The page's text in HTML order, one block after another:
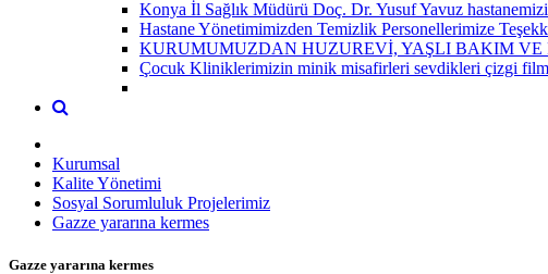
Konya İl Sağlık Müdürü Doç. Dr. Yusuf Yavuz
Hastane Yönetimimizden Temizlik Personellerimize
KURUMUMUZDAN HUZUREVİ, YAŞLI BAKIM
Çocuk Kliniklerimizin minik misafirleri sevdikleri çizgi
Kurumsal
Kalite Yönetimi
Sosyal Sorumluluk Projelerimiz
Gazze yararına kermes
Gazze yararına kermes